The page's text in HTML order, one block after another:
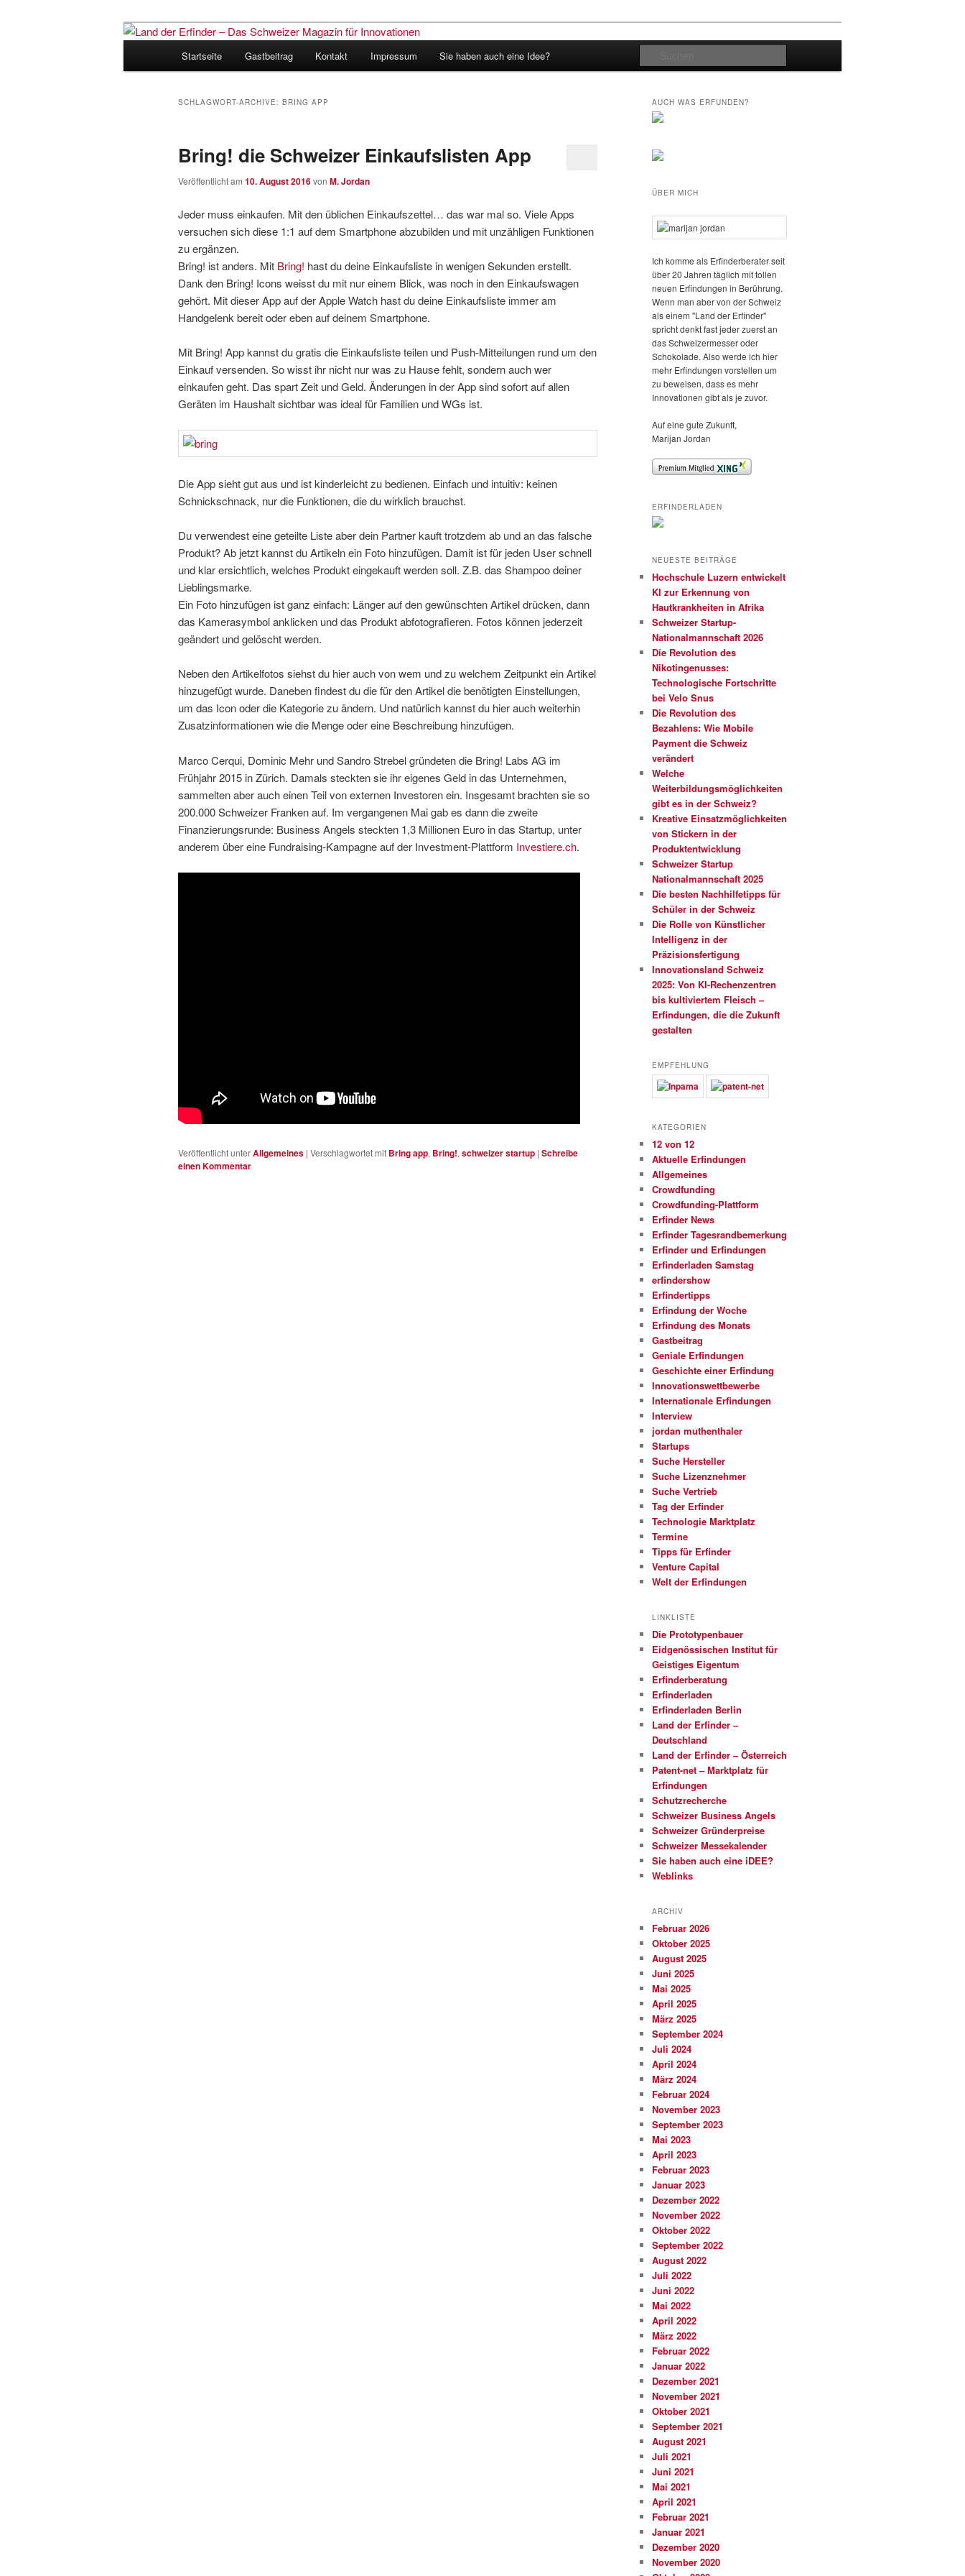
Land der Erfinder – Das Schweizer Magazin
für Innovationen
Startseite Gastbeitrag Kontakt Impressum Sie haben auch eine Idee?
SCHLAGWORT-ARCHIVE: BRING APP
Bring! die Schweizer Einkaufslisten App
Veröffentlicht am 10. August 2016von M. Jordan
Jeder muss einkaufen. Mit den üblichen Einkaufszettel… das war mal so. Viele Apps
versuchen sich diese 1:1 auf dem Smartphone abzubilden und mit unzähligen Funktionen
zu ergänzen.
Bring! ist anders. Mit Bring! hast du deine Einkaufsliste in wenigen Sekunden erstellt.
Dank den Bring! Icons weisst du mit nur einem Blick, was noch in den Einkaufswagen
gehört. Mit dieser App auf der Apple Watch hast du deine Einkaufsliste immer am
Handgelenk bereit oder eben auf deinem Smartphone.
Mit Bring! App kannst du gratis die Einkaufsliste teilen und Push-Mitteilungen rund um den
Einkauf versenden. So wisst ihr nicht nur was zu Hause fehlt, sondern auch wer
einkaufen geht. Das spart Zeit und Geld. Änderungen in der App sind sofort auf allen
Geräten im Haushalt sichtbar was ideal für Familien und WGs ist.
Die App sieht gut aus und ist kinderleicht zu bedienen. Einfach und intuitiv: keinen
Schnickschnack, nur die Funktionen, die du wirklich brauchst.
Du verwendest eine geteilte Liste aber dein Partner kauft trotzdem ab und an das falsche
Produkt? Ab jetzt kannst du Artikeln ein Foto hinzufügen. Damit ist für jeden User schnell
und klar ersichtlich, welches Produkt eingekauft werden soll. Z.B. das Shampoo deiner
Lieblingsmarke.
Ein Foto hinzufügen ist ganz einfach: Länger auf den gewünschten Artikel drücken, dann
das Kamerasymbol anklicken und das Produkt abfotografieren. Fotos können jederzeit
geändert und gelöscht werden.
Neben den Artikelfotos siehst du hier auch von wem und zu welchem Zeitpunkt ein Artikel
hinzugefügt wurde. Daneben findest du die für den Artikel die benötigten Einstellungen,
um das Icon oder die Kategorie zu ändern. Und natürlich kannst du hier auch weiterhin
Zusatzinformationen wie die Menge oder eine Beschreibung hinzufügen.
Marco Cerqui, Dominic Mehr und Sandro Strebel gründeten die Bring! Labs AG im
Frühjahr 2015 in Zürich. Damals steckten sie ihr eigenes Geld in das Unternehmen,
sammelten aber auch einen Teil von externen Investoren ein. Insgesamt brachten sie so
200.000 Schweizer Franken auf. Im vergangenen Mai gab es dann die zweite
Finanzierungsrunde: Business Angels steckten 1,3 Millionen Euro in das Startup, unter
anderem über eine Fundraising-Kampagne auf der Investment-Plattform Investiere.ch.
Veröffentlicht unterAllgemeines | Verschlagwortet mit Bring app, Bring!, schweizer startup | Schreibe
einen Kommentar
AUCH WAS ERFUNDEN?
ÜBER MICH
Ich komme als Erfinderberater seit
über 20 Jahren täglich mit tollen
neuen Erfindungen in Berührung.
Wenn man aber von der Schweiz
als einem "Land der Erfinder"
spricht denkt fast jeder zuerst an
das Schweizermesser oder
Schokolade. Also werde ich hier
mehr Erfindungen vorstellen um
zu beweisen, dass es mehr
Innovationen gibt als je zuvor.
Auf eine gute Zukunft,
Marijan Jordan
ERFINDERLADEN
NEUESTE BEITRÄGE
Hochschule Luzern entwickelt
KI zur Erkennung von
Hautkrankheiten in Afrika
Schweizer Startup-
Nationalmannschaft 2026
Die Revolution des
Nikotingenusses:
Technologische Fortschritte
bei Velo Snus
Die Revolution des
Bezahlens: Wie Mobile
Payment die Schweiz
verändert
Welche
Weiterbildungsmöglichkeiten
gibt es in der Schweiz?
Kreative Einsatzmöglichkeiten
von Stickern in der
Produktentwicklung
Schweizer Startup
Nationalmannschaft 2025
Die besten Nachhilfetipps für
Schüler in der Schweiz
Die Rolle von Künstlicher
Intelligenz in der
Präzisionsfertigung
Innovationsland Schweiz
2025: Von KI-Rechenzentren
bis kultiviertem Fleisch –
Erfindungen, die die Zukunft
gestalten
EMPFEHLUNG
KATEGORIEN
12 von 12
Aktuelle Erfindungen
Allgemeines
Crowdfunding
Crowdfunding-Plattform
Erfinder News
Erfinder Tagesrandbemerkung
Erfinder und Erfindungen
Erfinderladen Samstag
erfindershow
Erfindertipps
Erfindung der Woche
Erfindung des Monats
Gastbeitrag
Geniale Erfindungen
Geschichte einer Erfindung
Innovationswettbewerbe
Internationale Erfindungen
Interview
jordan muthenthaler
Startups
Suche Hersteller
Suche Lizenznehmer
Suche Vertrieb
Tag der Erfinder
Technologie Marktplatz
Termine
Tipps für Erfinder
Venture Capital
Welt der Erfindungen
LINKLISTE
Die Prototypenbauer
Eidgenössischen Institut für
Geistiges Eigentum
Erfinderberatung
Erfinderladen
Erfinderladen Berlin
Land der Erfinder –
Deutschland
Land der Erfinder – Österreich
Patent-net – Marktplatz für
Erfindungen
Schutzrecherche
Schweizer Business Angels
Schweizer Gründerpreise
Schweizer Messekalender
Sie haben auch eine iDEE?
Weblinks
ARCHIV
Februar 2026
Oktober 2025
August 2025
Juni 2025
Mai 2025
April 2025
März 2025
September 2024
Juli 2024
April 2024
März 2024
Februar 2024
November 2023
September 2023
Mai 2023
April 2023
Februar 2023
Januar 2023
Dezember 2022
November 2022
Oktober 2022
September 2022
August 2022
Juli 2022
Juni 2022
Mai 2022
April 2022
März 2022
Februar 2022
Januar 2022
Dezember 2021
November 2021
Oktober 2021
September 2021
August 2021
Juli 2021
Juni 2021
Mai 2021
April 2021
Februar 2021
Januar 2021
Dezember 2020
November 2020